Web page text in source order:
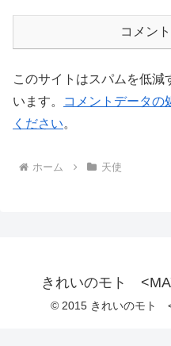
コメン
このサイトはスパムを低減
います。
コメントデータの
ください。
ホーム 天使
きれいのモト
© 2015 きれいのモト